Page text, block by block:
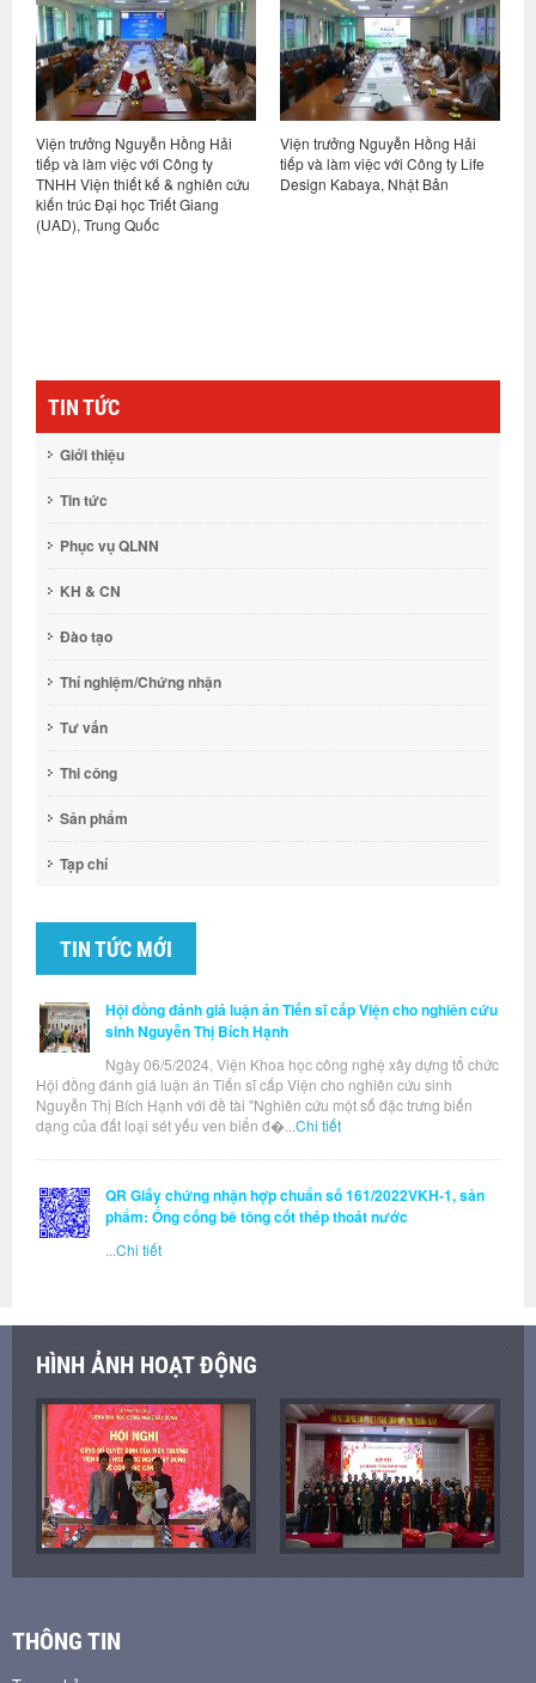
Viện trưởng Nguyễn Hồng Hải
tiếp và làm việc với Công ty
TNHH Viện thiết kế & nghiên cứu
kiến trúc Đại học Triết Giang
(UAD), Trung Quốc
Viện trưởng Nguyễn Hồng Hải
tiếp và làm việc với Công ty Life
Design Kabaya, Nhật Bản
TIN TỨC
Giới thiệu
Tin tức
Phục vụ QLNN
KH & CN
Đào tạo
Thí nghiệm/Chứng nhận
Tư vấn
Thi công
Sản phẩm
Tạp chí
TIN TỨC MỚI
Hội đồng đánh giá luận án Tiến sĩ cấp Viện cho nghiên cứu
sinh Nguyễn Thị Bích Hạnh
Ngày 06/5/2024, Viện Khoa học công nghệ xây dựng tổ chức
Hội đồng đánh giá luận án Tiến sĩ cấp Viện cho nghiên cứu sinh
Nguyễn Thị Bích Hạnh với đề tài "Nghiên cứu một số đặc trưng biến
dạng của đất loại sét yếu ven biển đ�... Chi tiết
QR Giấy chứng nhận hợp chuẩn số 161/2022VKH-1, sản
phẩm: Ống cống bê tông cốt thép thoát nước
Chi tiết
HÌNH ẢNH HOẠT ĐỘNG
THÔNG TIN